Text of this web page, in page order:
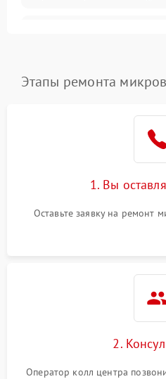
Не работают сенсорные
Этапы ремонта
1. Вы
Оставьте заявку на ремонт
2.
Оператор колл центра